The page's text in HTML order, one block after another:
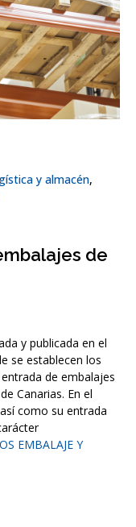
y almacén,
de
y publicada en el
se establecen los
de embalajes
Canarias. En el
como su entrada
EMBALAJE Y